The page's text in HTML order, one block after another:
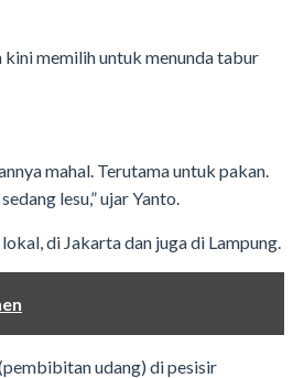
memilih untuk menunda tabur
mahal. Terutama untuk pakan.
lesu,” ujar Yanto.
di Jakarta dan juga di Lampung.
udang) di pesisir